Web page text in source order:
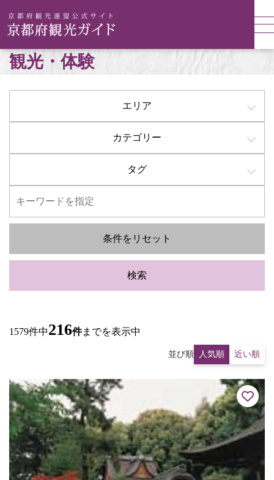
観光・体験
エリア
カテゴリー
タグ
条件をリセット
検索
1579件中216件までを表示中
並び順 人気順 近い順